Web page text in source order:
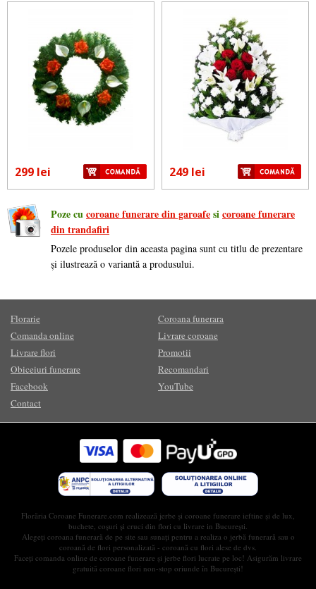
299 lei 249 lei
Poze cucoroane funerare din garoafesicoroane funerare
din trandafiri
Pozele produselor din aceasta pagina sunt cu titlu de prezentare
și ilustrează o variantă a produsului.
Florarie
Coroana funerara
Comanda online
Livrare coroane
Livrare flori
Promotii
Obiceiuri funerare
Recomandari
Facebook
YouTube
Contact
Florăria Coroane Funerare.com realizează jerbe și coroane funerare ieftine și de lux,
buchete, coșuri și cruci din flori cu livrare in București.
Alegeți coroana funerară de pe site sau sunați pentru a realiza o jerbă funerară sau o
coroană de flori personalizată - coroană cu flori alese de dvs.
Faceți comanda online de coroane funerare și jerbe flori lucrate pe loc! Asigurăm livrare
gratuită coroane flori non-stop oriunde în București!